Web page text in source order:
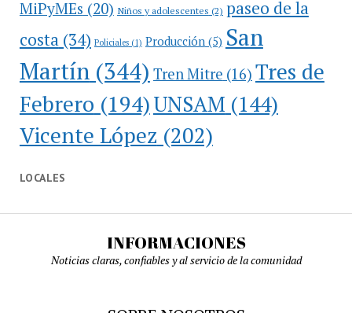
MiPyMEs (20) Niños y adolescentes (2) paseo de la
costa(34) Policiales(1) Producción(5) San
Martín(344) Tren Mitre (16) Tres de
Febrero (194)UNSAM (144)
Vicente López (202)
LOCALES
INFORMACIONES
Noticias claras, confiables y al servicio de la comunidad